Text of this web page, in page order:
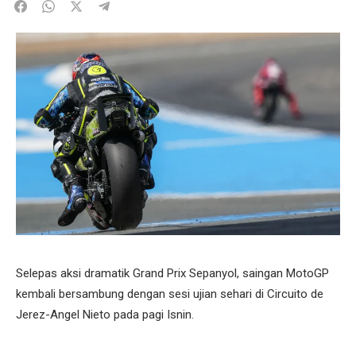
Selepas aksi dramatik Grand Prix Sepanyol, saingan MotoGP
kembali bersambung dengan sesi ujian sehari di Circuito de
Jerez-Angel Nieto pada pagi Isnin.